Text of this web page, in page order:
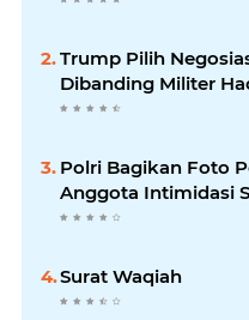
Trump Pilih
Dibanding Militer
Polri Bagikan Foto
Anggota Intimidasi
Surat Waqiah